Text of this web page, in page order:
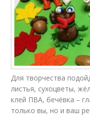
Для творчества
листья, сухоцветы,
клей ПВА, бечёвка –
только вы, но и ваш